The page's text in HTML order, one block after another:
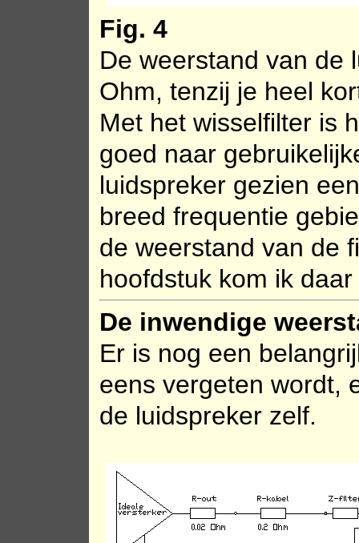
Fig. 4
De weerstand van de
Ohm, tenzij je heel
Met het wisselfilter is
goed naar
luidspreker gezien
breed frequentie
de weerstand van de
hoofdstuk kom ik
De inwendige
Er is nog een
eens vergeten wordt,
de luidspreker zelf.